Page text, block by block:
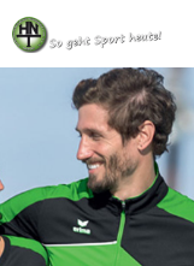
Skip
to
content